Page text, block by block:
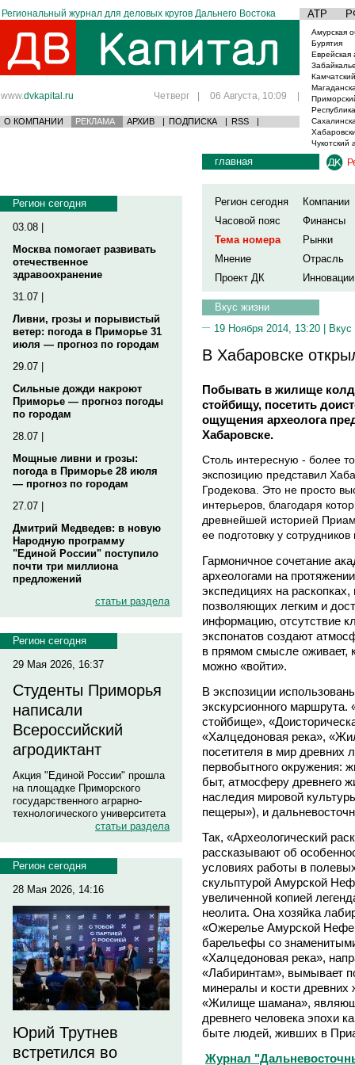
Региональный журнал для деловых кругов Дальнего Востока АТР
www.dvkapital.ru Четверг | 06 Августа, 10:09 |
О КОМПАНИИ РЕКЛАМА АРХИВ | ПОДПИСКА | RSS |
Амурская
Бурятия
Еврейская
Чукотский
Регион сегодня
03.08 |
Москва помогает развивать
отечественное
здравоохранение
31.07 |
Ливни, грозы и порывистый
ветер: погода в Приморье 31
июля — прогноз по городам
29.07 |
Сильные дожди накроют
Приморье — прогноз погоды
по городам
28.07 |
Мощные ливни и грозы:
погода в Приморье 28 июля
— прогноз по городам
27.07 |
Дмитрий Медведев: в новую
Народную программу
"Единой России" поступило
почти три миллиона
предложений
статьи раздела
Регион сегодня
29 Мая 2026, 16:37
Студенты Приморья
написали
Всероссийский
агродиктант
Акция "Единой России" прошла
на площадке Приморского
государственного аграрно-
технологического университета
статьи раздела
Регион сегодня
28 Мая 2026, 14:16
Юрий Трутнев
встретился во
главная
Регион сегодня
Компании
Часовой пояс
Финансы
Тема номера
Рынки
Мнение
Отрасль
Проект ДК
Инновации
Вкус жизни
19 Ноября 2014, 13:20 | Вкус
В Хабаровске
Побывать в жилище
стойбищу, посетить
ощущения археолога
Хабаровске.
Столь интересную - более
экспозицию представил
Гродекова. Это не просто
интерьеров, благодаря
древнейшей историей
ее подготовку у
Гармоничное сочетание
археологами на
экспедициях на
позволяющих легким и
информацию, отсутствие
экспонатов создают
в прямом смысле оживает,
можно «войти».
В экспозиции
экскурсионного маршрута.
стойбище»,
«Халцедоновая река»,
посетителя в мир
первобытного окружения:
быт, атмосферу древнего
наследия мировой
пещеры»), и
Так, «Археологический
рассказывают об
условиях работы в
скульптурой Амурской
увеличенной копией
неолита. Она хозяйка
«Ожерелье Амурской
барельефы со
«Халцедоновая река»,
«Лабиринтам», вымывает
минералы и кости древних
«Жилище шамана»,
древнего человека эпохи
быте людей, живших в
Журнал